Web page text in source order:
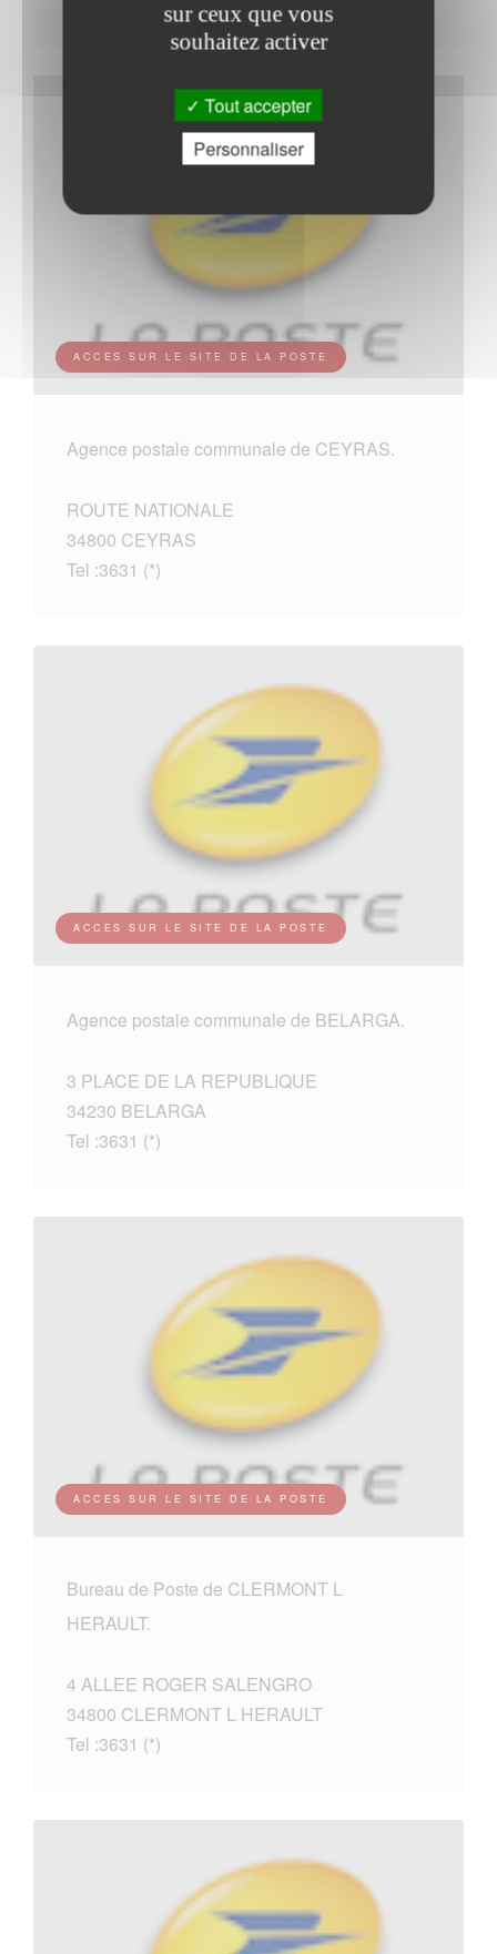
ACCES SUR LE SITE DE LA POSTE
Agence postale communale de CEYRAS.
ROUTE NATIONALE
34800 CEYRAS
Tel :3631 (*)
ACCES SUR LE SITE DE LA POSTE
Agence postale communale de BELARGA.
3 PLACE DE LA REPUBLIQUE
34230 BELARGA
Tel :3631 (*)
ACCES SUR LE SITE DE LA POSTE
Bureau de Poste de CLERMONT L
HERAULT.
4 ALLEE ROGER SALENGRO
34800 CLERMONT L HERAULT
Tel :3631 (*)
sur ceux que vous
souhaitez activer
Tout accepter
Personnaliser